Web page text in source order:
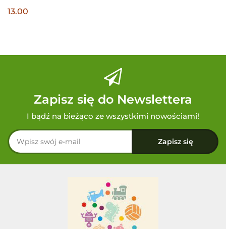
13.00
Zapisz się do Newslettera
I bądź na bieżąco ze wszystkimi nowościami!